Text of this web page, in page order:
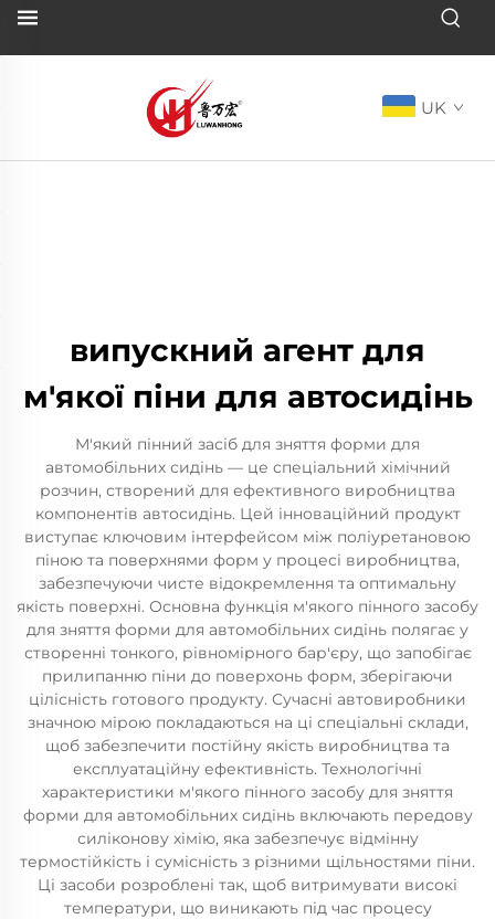
UK
випускний агент для
м'якої піни для автосидінь
М'який пінний засіб для зняття форми для
автомобільних сидінь — це спеціальний хімічний
розчин, створений для ефективного виробництва
компонентів автосидінь. Цей інноваційний продукт
виступає ключовим інтерфейсом між поліуретановою
піною та поверхнями форм у процесі виробництва,
забезпечуючи чисте відокремлення та оптимальну
якість поверхні. Основна функція м'якого пінного засобу
для зняття форми для автомобільних сидінь полягає у
створенні тонкого, рівномірного бар'єру, що запобігає
прилипанню піни до поверхонь форм, зберігаючи
цілісність готового продукту. Сучасні автовиробники
значною мірою покладаються на ці спеціальні склади,
щоб забезпечити постійну якість виробництва та
експлуатаційну ефективність. Технологічні
характеристики м'якого пінного засобу для зняття
форми для автомобільних сидінь включають передову
силіконову хімію, яка забезпечує відмінну
термостійкість і сумісність з різними щільностями піни.
Ці засоби розроблені так, щоб витримувати високі
температури, що виникають під час процесу